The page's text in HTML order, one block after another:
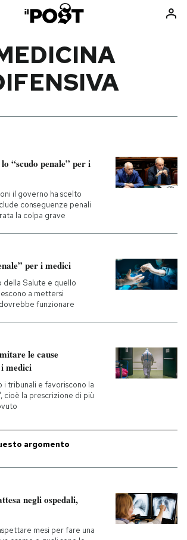
Libri
Ok Boomer!
Europa
“scudo penale” per i
il governo ha scelto
conseguenze penali
la colpa grave
per i medici
della Salute e quello
a mettersi
funzionare
le cause
medici
i tribunali e favoriscono la
cioè la prescrizione di più
argomento
negli ospedali,
mesi per fare una